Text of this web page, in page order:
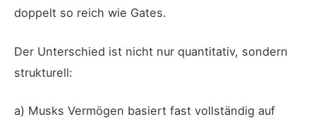
doppelt so reich wie Gates.
Der Unterschied ist nicht nur quantitativ, sondern
strukturell:
a) Musks Vermögen basiert fast vollständig auf